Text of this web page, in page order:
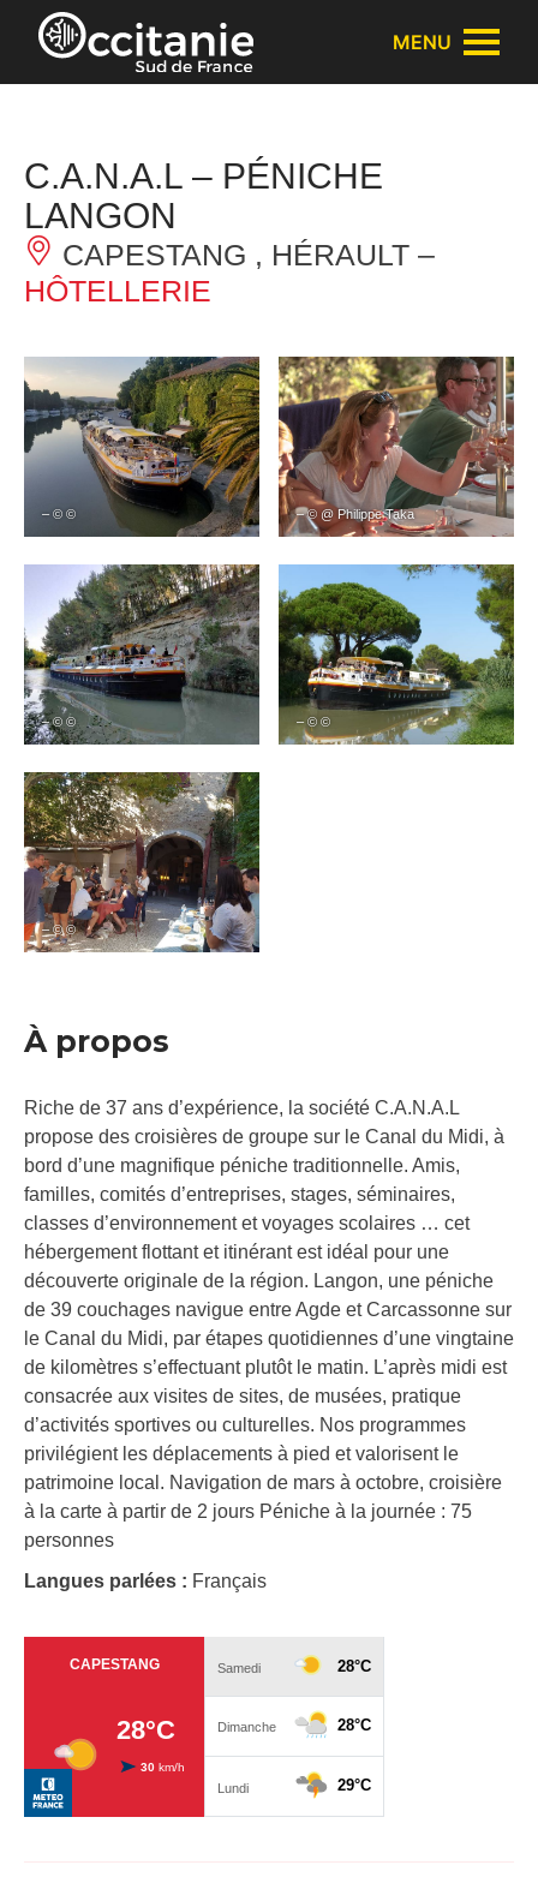
Panneau de gestion des cookies
MENU
C.A.N.A.L – PÉNICHE
LANGON
CAPESTANG , HÉRAULT –
HÔTELLERIE
– © © – © @ Philippe Taka
– © © – © ©
– © ©
À propos
Riche de 37 ans d’expérience, la société C.A.N.A.L
propose des croisières de groupe sur le Canal du Midi, à
bord d’une magnifique péniche traditionnelle. Amis,
familles, comités d’entreprises, stages, séminaires,
classes d’environnement et voyages scolaires … cet
hébergement flottant et itinérant est idéal pour une
découverte originale de la région. Langon, une péniche
de 39 couchages navigue entre Agde et Carcassonne sur
le Canal du Midi, par étapes quotidiennes d’une vingtaine
de kilomètres s’effectuant plutôt le matin. L’après midi est
consacrée aux visites de sites, de musées, pratique
d’activités sportives ou culturelles. Nos programmes
privilégient les déplacements à pied et valorisent le
patrimoine local. Navigation de mars à octobre, croisière
à la carte à partir de 2 jours Péniche à la journée : 75
personnes
Langues parlées : Français